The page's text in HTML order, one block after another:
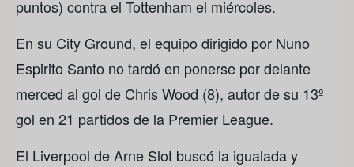
puntos) contra el Tottenham el miércoles.
En su City Ground, el equipo dirigido por Nuno
Espirito Santo no tardó en ponerse por delante
merced al gol de Chris Wood (8), autor de su 13º
gol en 21 partidos de la Premier League.
El Liverpool de Arne Slot buscó la igualada y